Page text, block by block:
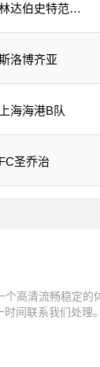
达伯史特范斯
洛博齐亚
上海海港B队
FC圣乔治
高清流畅稳定
间联系我们处理。